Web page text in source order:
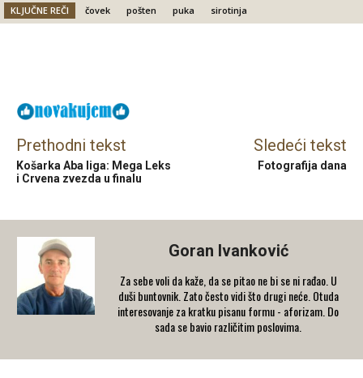
KLJUČNE REČI čovek pošten puka sirotinja
Prethodni tekst
Košarka Aba liga: Mega Leks
i Crvena zvezda u finalu
Sledeći tekst
Fotografija dana
Goran Ivanković
Za sebe voli da kaže, da se pitao ne bi se ni rađao. U
duši buntovnik. Zato često vidi što drugi neće. Otuda
interesovanje za kratku pisanu formu - aforizam. Do
sada se bavio različitim poslovima.